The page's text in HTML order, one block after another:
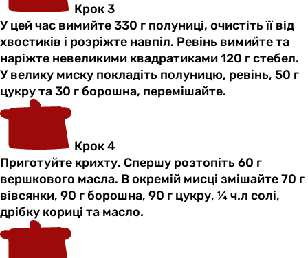
Крок 3
У цей час вимийте 330 г полуниці, очистіть її від
хвостиків і розріжте навпіл. Ревінь вимийте та
наріжте невеликими квадратиками 120 г стебел.
У велику миску покладіть полуницю, ревінь, 50 г
цукру та 30 г борошна, перемішайте.
Крок 4
Приготуйте крихту. Спершу розтопіть 60 г
вершкового масла. В окремій мисці змішайте 70 г
вівсянки, 90 г борошна, 90 г цукру, ¼ ч.л солі,
дрібку кориці та масло.